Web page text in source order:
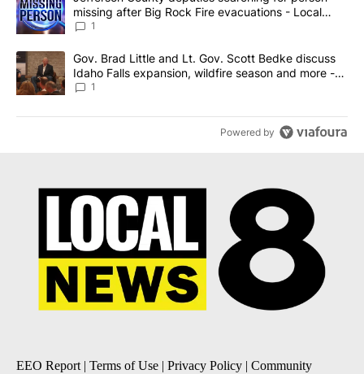
missing after Big Rock Fire evacuations - Local
News 8
1
A trending article titled "Gov. Brad Little and Lt. Gov. Scott
Gov. Brad Little and Lt. Gov. Scott Bedke discuss
Idaho Falls expansion, wildfire season and more -
Local News 8
1
Powered by
EEO Report| Terms of Use | Privacy Policy | Community